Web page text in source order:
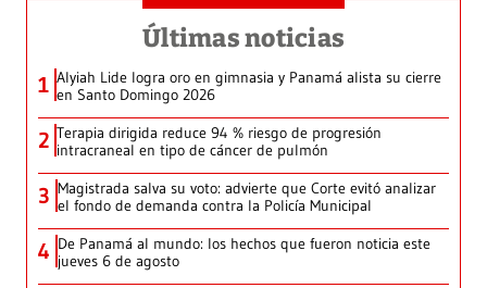
Últimas noticias
1 Alyiah Lide logra oro en gimnasia y Panamá alista su cierre
en Santo Domingo 2026
2 Terapia dirigida reduce 94 % riesgo de progresión
intracraneal en tipo de cáncer de pulmón
3 Magistrada salva su voto: advierte que Corte evitó analizar
el fondo de demanda contra la Policía Municipal
4 De Panamá al mundo: los hechos que fueron noticia este
jueves 6 de agosto